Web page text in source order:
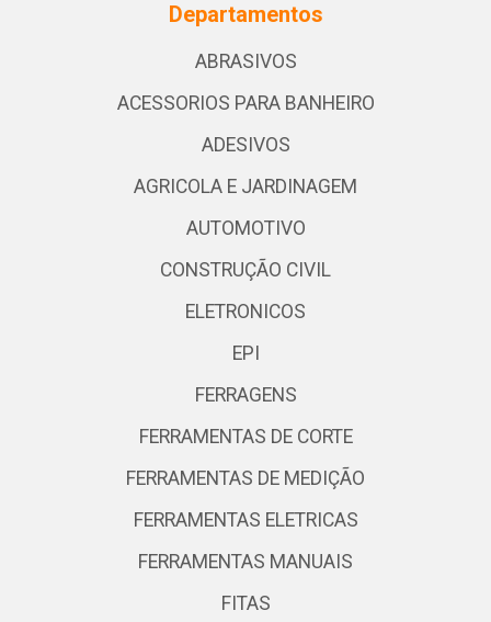
Departamentos
ABRASIVOS
ACESSORIOS PARA BANHEIRO
ADESIVOS
AGRICOLA E JARDINAGEM
AUTOMOTIVO
CONSTRUÇÃO CIVIL
ELETRONICOS
EPI
FERRAGENS
FERRAMENTAS DE CORTE
FERRAMENTAS DE MEDIÇÃO
FERRAMENTAS ELETRICAS
FERRAMENTAS MANUAIS
FITAS